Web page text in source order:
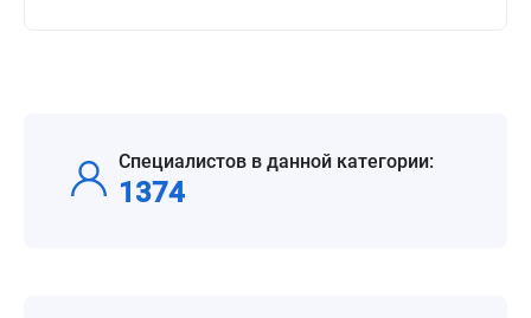
Специалистов в данной категории:
1374